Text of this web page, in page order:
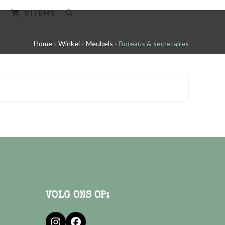
0 ITEMS
Home » Winkel » Meubels » Bureaus & secretaires
VOLG ONS OP: